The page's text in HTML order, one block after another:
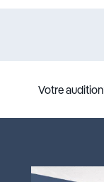
Votre audition